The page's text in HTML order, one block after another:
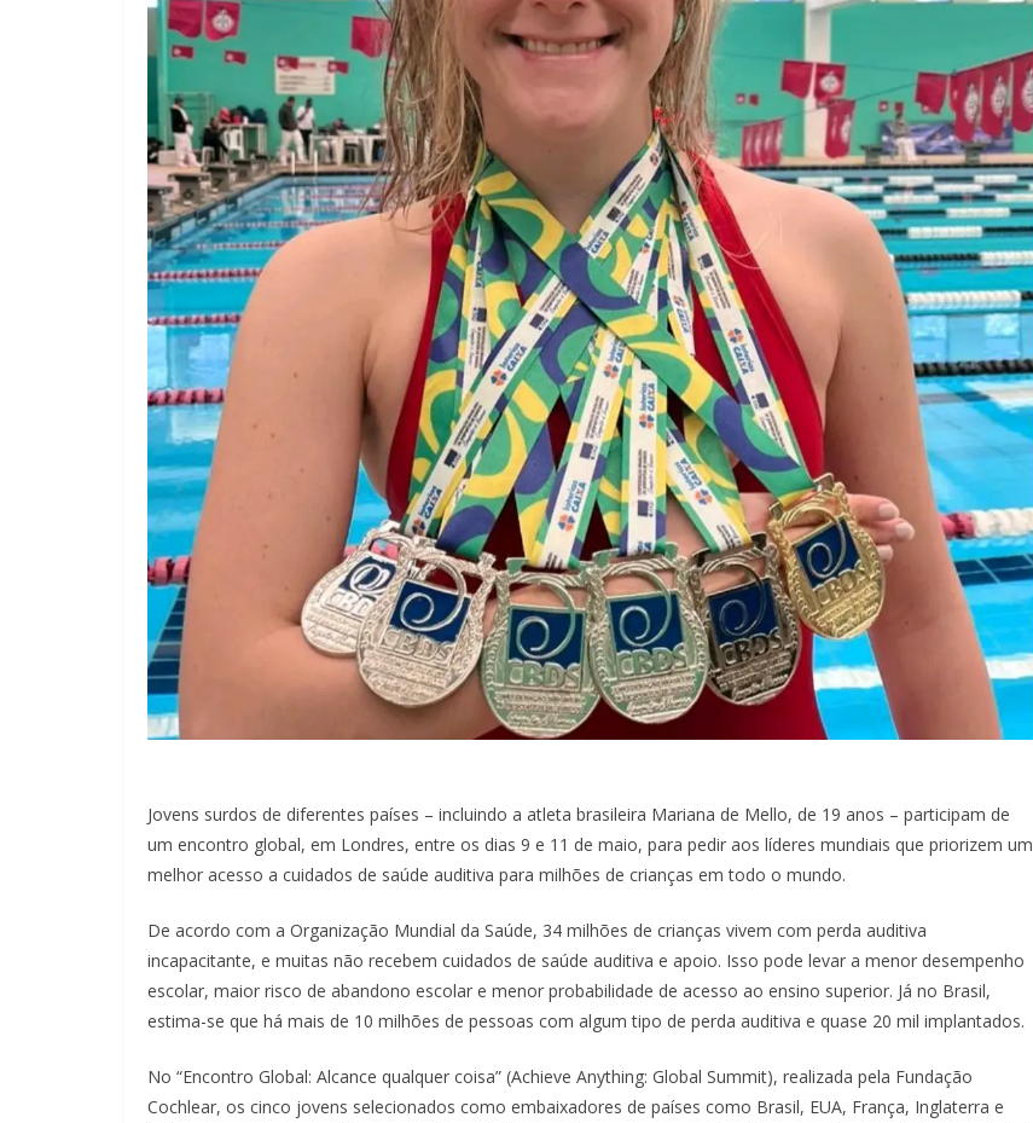
Jovens surdos de diferentes países – incluindo a atleta brasileira Mariana de Mello, de 19 anos – participam de
um encontro global, em Londres, entre os dias 9 e 11 de maio, para pedir aos líderes mundiais que priorizem um
melhor acesso a cuidados de saúde auditiva para milhões de crianças em todo o mundo.
De acordo com a Organização Mundial da Saúde, 34 milhões de crianças vivem com perda auditiva
incapacitante, e muitas não recebem cuidados de saúde auditiva e apoio. Isso pode levar a menor desempenho
escolar, maior risco de abandono escolar e menor probabilidade de acesso ao ensino superior. Já no Brasil,
estima-se que há mais de 10 milhões de pessoas com algum tipo de perda auditiva e quase 20 mil implantados.
No “Encontro Global: Alcance qualquer coisa” (Achieve Anything: Global Summit), realizada pela Fundação
Cochlear, os cinco jovens selecionados como embaixadores de países como Brasil, EUA, França, Inglaterra e